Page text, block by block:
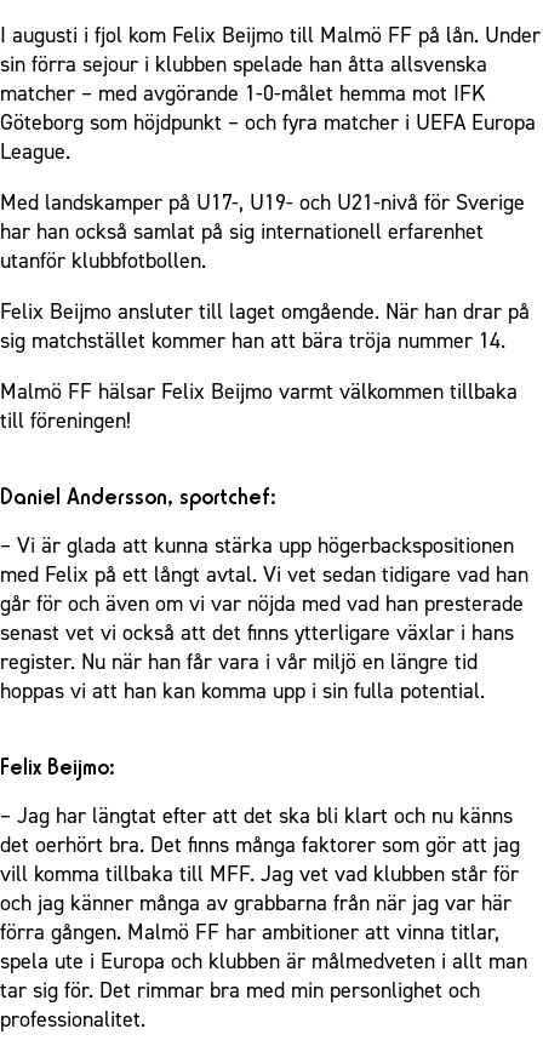
I augusti i fjol kom Felix Beijmo till Malmö FF på lån. Under
sin förra sejour i klubben spelade han åtta allsvenska
matcher – med avgörande 1-0-målet hemma mot IFK
Göteborg som höjdpunkt – och fyra matcher i UEFA Europa
League.
Med landskamper på U17-, U19- och U21-nivå för Sverige
har han också samlat på sig internationell erfarenhet
utanför klubbfotbollen.
Felix Beijmo ansluter till laget omgående. När han drar på
sig matchstället kommer han att bära tröja nummer 14.
Malmö FF hälsar Felix Beijmo varmt välkommen tillbaka
till föreningen!
Daniel Andersson, sportchef:
– Vi är glada att kunna stärka upp högerbackspositionen
med Felix på ett långt avtal. Vi vet sedan tidigare vad han
går för och även om vi var nöjda med vad han presterade
senast vet vi också att det finns ytterligare växlar i hans
register. Nu när han får vara i vår miljö en längre tid
hoppas vi att han kan komma upp i sin fulla potential.
Felix Beijmo:
– Jag har längtat efter att det ska bli klart och nu känns
det oerhört bra. Det finns många faktorer som gör att jag
vill komma tillbaka till MFF. Jag vet vad klubben står för
och jag känner många av grabbarna från när jag var här
förra gången. Malmö FF har ambitioner att vinna titlar,
spela ute i Europa och klubben är målmedveten i allt man
tar sig för. Det rimmar bra med min personlighet och
professionalitet.